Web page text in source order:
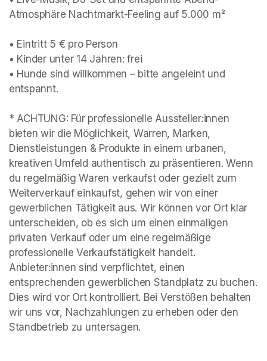
Atmosphäre Nachtmarkt-Feeling auf 5.000 m²
• Eintritt 5 € pro Person
• Kinder unter 14 Jahren: frei
• Hunde sind willkommen – bitte angeleint und
entspannt.
(opens in a new tab)
* ACHTUNG: Für professionelle Aussteller:innen
bieten wir die Möglichkeit, Warren, Marken,
Dienstleistungen & Produkte in einem urbanen,
kreativen Umfeld authentisch zu präsentieren. Wenn
du regelmäßig Waren verkaufst oder gezielt zum
Weiterverkauf einkaufst, gehen wir von einer
gewerblichen Tätigkeit aus. Wir können vor Ort klar
unterscheiden, ob es sich um einen einmaligen
privaten Verkauf oder um eine regelmäßige
professionelle Verkaufstätigkeit handelt.
Anbieter:innen sind verpflichtet, einen
entsprechenden gewerblichen Standplatz zu buchen.
Dies wird vor Ort kontrolliert. Bei Verstößen behalten
wir uns vor, Nachzahlungen zu erheben oder den
Standbetrieb zu untersagen.